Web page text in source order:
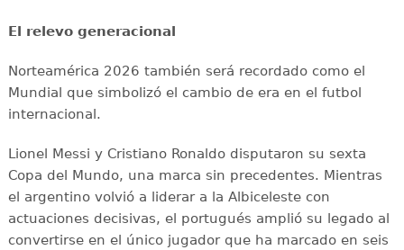
El relevo generacional
Norteamérica 2026 también será recordado como el
Mundial que simbolizó el cambio de era en el futbol
internacional.
Lionel Messi y Cristiano Ronaldo disputaron su sexta
Copa del Mundo, una marca sin precedentes. Mientras
el argentino volvió a liderar a la Albiceleste con
actuaciones decisivas, el portugués amplió su legado al
convertirse en el único jugador que ha marcado en seis